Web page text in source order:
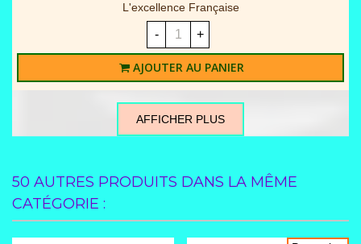
commande préciser la couleur) - Nous trairons ici...
- +
AJOUTER AU PANIER
AFFICHER PLUS
50 AUTRES PRODUITS DANS LA MÊME
CATÉGORIE :